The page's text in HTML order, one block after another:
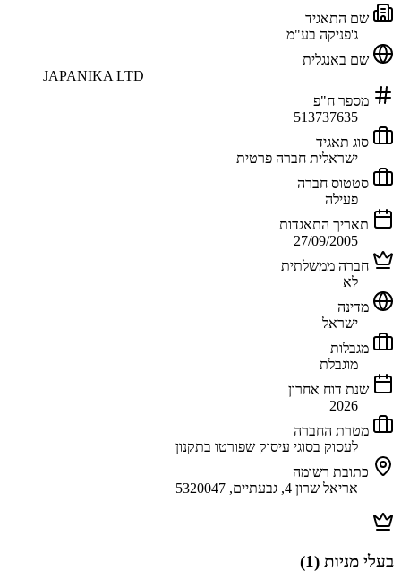
שם התאגיד
ג'פניקה בע"מ
שם באנגלית
JAPANIKA LTD
מספר ח"פ
513737635
סוג תאגיד
ישראלית חברה פרטית
סטטוס חברה
פעילה
תאריך התאגדות
27/09/2005
חברה ממשלתית
לא
מדינה
ישראל
מגבלות
מוגבלת
שנת דוח אחרון
2026
מטרת החברה
לעסוק בסוגי עיסוק שפורטו בתקנון
כתובת רשומה
אריאל שרון 4, גבעתיים, 5320047
בעלי מניות (1
)